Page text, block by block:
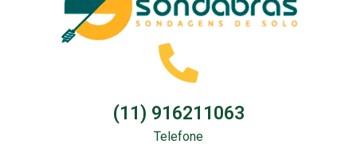
(11) 916211063
Telefone